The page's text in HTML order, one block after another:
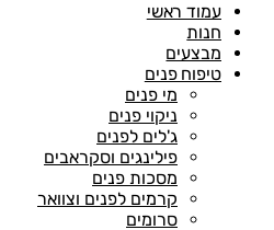
עמוד ראשי
חנות
מבצעים
טיפוח פנים
מי פנים
ניקוי פנים
ג'לים לפנים
פילינגים וסקראבים
מסכות פנים
קרמים לפנים וצוואר
סרומים